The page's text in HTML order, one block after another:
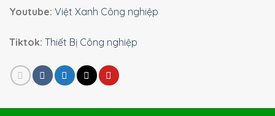
Youtube: Việt Xanh Công nghiệp
Tiktok: Thiết Bị Công nghiệp